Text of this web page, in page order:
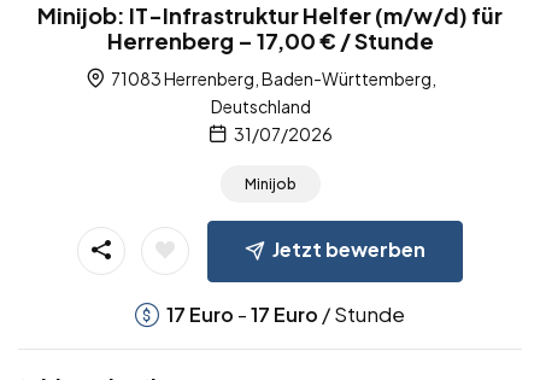
Minijob: IT-Infrastruktur Helfer (m/w/d) für
Herrenberg – 17,00 € / Stunde
71083 Herrenberg, Baden-Württemberg,
Deutschland
31/07/2026
Minijob
Jetzt bewerben
17 Euro -17 Euro / Stunde